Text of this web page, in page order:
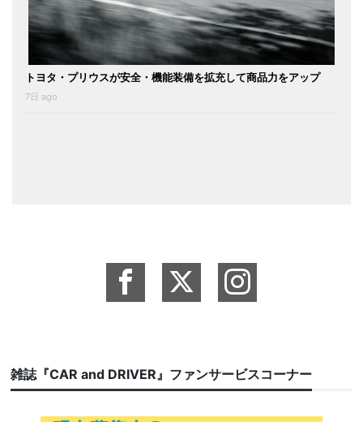
トヨタ・プリウスが安全・機能装備を拡充して商品力をアップ
7日 ago
雑誌『CAR and DRIVER』ファンサービスコーナー